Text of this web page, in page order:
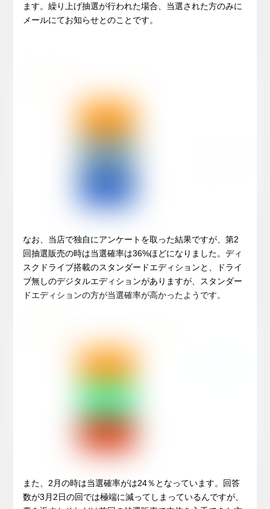
ます。繰り上げ抽選が行われた場合、当選された方のみに
メールにてお知らせとのことです。
なお、当店で独自にアンケートを取った結果ですが、第2
回抽選販売の時は当選確率は36%ほどになりました。ディ
スクドライブ搭載のスタンダードエディションと、ドライ
ブ無しのデジタルエディションがありますが、スタンダー
ドエディションの方が当選確率が高かったようです。
また、2月の時は当選確率がは24％となっています。回答
数が3月2日の回では極端に減ってしまっているんですが、